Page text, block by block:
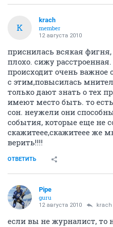
K
krach
member
12 августа 2010
приснилась всякая
плохо. сижу
происходит очень важное
с этим,повысилась
только дают знать о тех
имеют место быть. то
сон. неужели они
события, которые еще не
скажитеее,скажитеее же
верить!!!!
ОТВЕТИТЬ
Pipe
guru
12 августа 2010 krach
если вы не журналист, то